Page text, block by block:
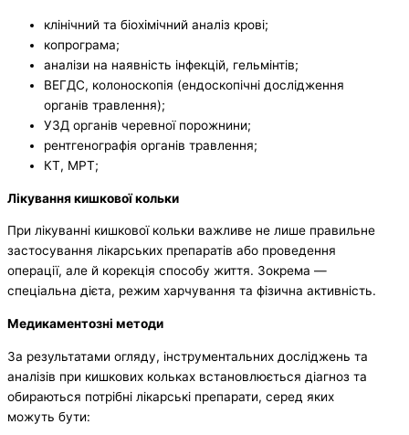
клінічний та біохімічний аналіз крові;
копрограма;
аналізи на наявність інфекцій, гельмінтів;
ВЕГДС, колоноскопія (ендоскопічні дослідження
органів травлення);
УЗД органів черевної порожнини;
рентгенографія органів травлення;
КТ, МРТ;
Лікування кишкової кольки
При лікуванні кишкової кольки важливе не лише правильне
застосування лікарських препаратів або проведення
операції, але й корекція способу життя. Зокрема —
спеціальна дієта, режим харчування та фізична активність.
Медикаментозні методи
За результатами огляду, інструментальних досліджень та
аналізів при кишкових кольках встановлюється діагноз та
обираються потрібні лікарські препарати, серед яких
можуть бути: